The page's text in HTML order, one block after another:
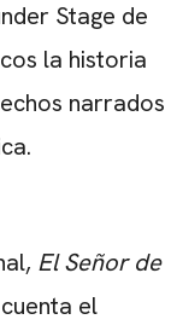
Stage de
la historia
narrados
El Señor de
cuenta el